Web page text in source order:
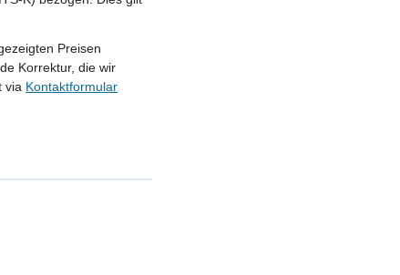
Preisen
Korrektur, die wir
via Kontaktformular